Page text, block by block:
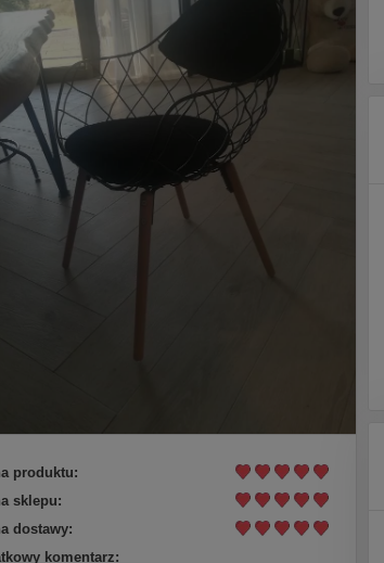
produktu:
sklepu:
dostawy:
komentarz: